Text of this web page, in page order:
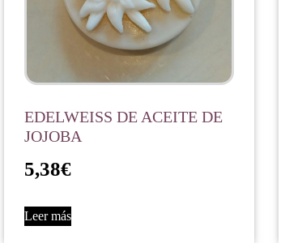
EDELWEISS DE ACEITE DE
JOJOBA
5,38€
Leer más